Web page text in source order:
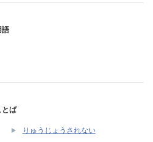
語
とば
りゅうじょうされない